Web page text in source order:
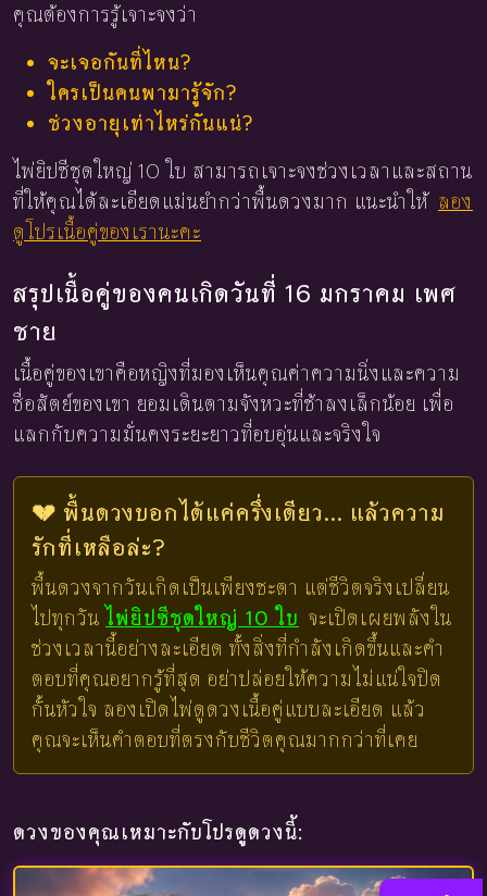
คุณต้องการรู้เจาะจงว่า
จะเจอกันที่ไหน?
ใครเป็นคนพามารู้จัก?
ช่วงอายุเท่าไหร่กันแน่?
ไพ่ยิปซีชุดใหญ่ 10 ใบ สามารถเจาะจงช่วงเวลาและสถาน
ที่ให้คุณได้ละเอียดแม่นยำกว่าพื้นดวงมาก แนะนำให้ ลอง
ดูโปรเนื้อคู่ของเรานะคะ
สรุปเนื้อคู่ของคนเกิดวันที่ 16 มกราคม เพศ
ชาย
เนื้อคู่ของเขาคือหญิงที่มองเห็นคุณค่าความนิ่งและความ
ซื่อสัตย์ของเขา ยอมเดินตามจังหวะที่ช้าลงเล็กน้อย เพื่อ
แลกกับความมั่นคงระยะยาวที่อบอุ่นและจริงใจ
💔 พื้นดวงบอกได้แค่ครึ่งเดียว... แล้วความ
รักที่เหลือล่ะ?
พื้นดวงจากวันเกิดเป็นเพียงชะตา แต่ชีวิตจริงเปลี่ยน
ไปทุกวัน ไพ่ยิปซีชุดใหญ่ 10 ใบ จะเปิดเผยพลังใน
ช่วงเวลานี้อย่างละเอียด ทั้งสิ่งที่กำลังเกิดขึ้นและคำ
ตอบที่คุณอยากรู้ที่สุด อย่าปล่อยให้ความไม่แน่ใจปิด
กั้นหัวใจ ลองเปิดไพ่ดูดวงเนื้อคู่แบบละเอียด แล้ว
คุณจะเห็นคำตอบที่ตรงกับชีวิตคุณมากกว่าที่เคย
ดวงของคุณเหมาะกับโปรดูดวงนี้: